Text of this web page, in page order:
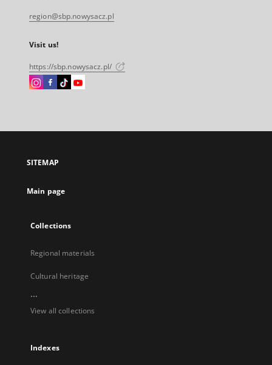
region@sbp.nowysacz.pl
Visit us!
https://sbp.nowysacz.pl/
Instagram
open
new
Facebook
open
new
Instagram
open
new
Instagram
open
SITEMAP
Main page
Collections
Regional materials
Cultural heritage
...
View all collections
Indexes